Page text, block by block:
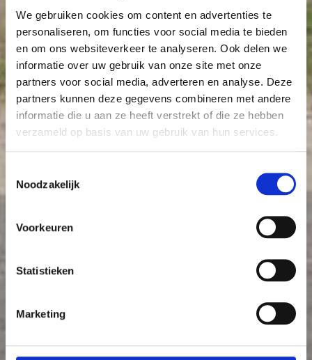
We gebruiken cookies om content en advertenties te
personaliseren, om functies voor social media te bieden
en om ons websiteverkeer te analyseren. Ook delen we
informatie over uw gebruik van onze site met onze
partners voor social media, adverteren en analyse. Deze
partners kunnen deze gegevens combineren met andere
informatie die u aan ze heeft verstrekt of die ze hebben
verzameld op basis van uw gebruik van hun services.
Noodzakelijk
Voorkeuren
Statistieken
Marketing